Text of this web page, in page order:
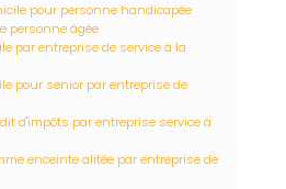
pour personne handicapée
personne âgée
par entreprise de service à la
pour senior par entreprise de
d'impôts par entreprise service à
enceinte alitée par entreprise de